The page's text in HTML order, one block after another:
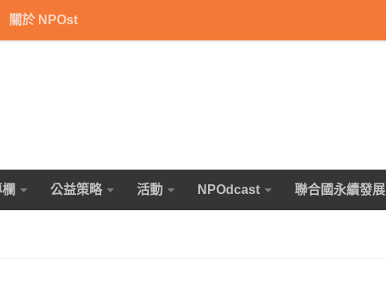
關於 NPOst
公益策略 活動 NPOdcast 聯合國永續發